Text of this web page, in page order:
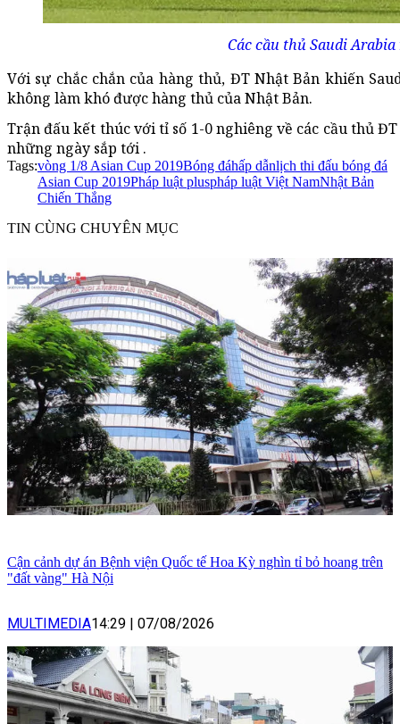
Các cầu thủ Saudi
Với sự chắc chắn của hàng thủ, ĐT Nhật Bản khiến
không làm khó được hàng thủ của Nhật Bản.
Trận đấu kết thúc với tỉ số 1-0 nghiêng về các cầu thủ
những ngày sắp tới .
Tags:vòng 1/8 Asian Cup 2019Bóng đáhấp dẫnlịch thi đấu bóng đá
Asian Cup 2019Pháp luật pluspháp luật Việt NamNhật Bản
Chiến Thắng
TIN CÙNG CHUYÊN MỤC
Cận cảnh dự án Bệnh viện Quốc tế Hoa Kỳ nghìn tỉ bỏ hoang trên
"đất vàng" Hà Nội
MULTIMEDIA14:29 | 07/08/2026